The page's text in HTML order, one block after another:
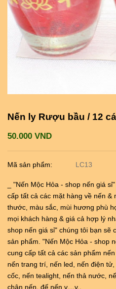
Nến ly Rượu bầu / 12
50.000 VND
Mã sản phẩm: LC13
_ "Nến Mộc Hỏa - shop nến giá
cấp tất cả các mặt hàng về nến &
thước, màu sắc, mùi hương phù
mọi khách hàng & giá cả hợp lý
shop nến giá sỉ" chúng tôi bạn sẽ
sản phẩm. "Nến Mộc Hỏa - shop
cung cấp tất cả các sản phẩm
nến trang trí, nến led, nến điện
cốc, nến tealight, nến thả nước,
chân nến, đế nến v…v..